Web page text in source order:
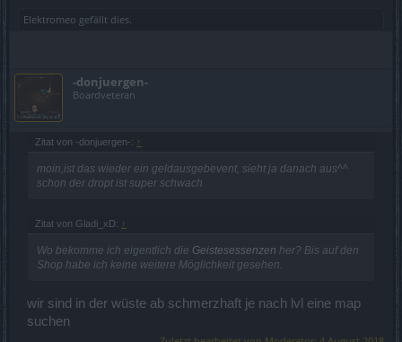
Elektromeo gefällt dies.
-donjuergen-
Boardveteran
Zitat von -donjuergen-: ↑
moin,ist das wieder ein geldausgebevent, sieht ja danach aus^^
schon der dropt ist super schwach
Zitat von Gladi_xD: ↑
Wo bekomme ich eigentlich die Geistesessenzen her? Bis auf den
Shop habe ich keine weitere Möglichkeit gesehen.
wir sind in der wüste ab schmerzhaft je nach lvl eine map
suchen